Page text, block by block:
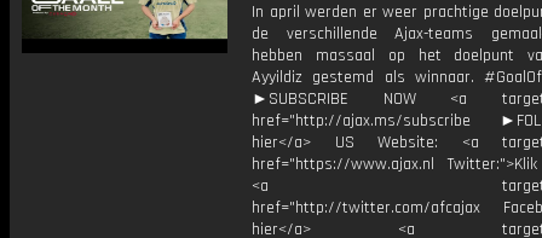
In april werden er weer prachtige
de verschillende Ajax-teams
hebben massaal op het doelpunt
Ayyildiz gestemd als winnaar.
►SUBSCRIBE NOW <a
href="http://ajax.ms/subscribe
hier</a> US Website: <a
href="https://www.ajax.nl
<a
href="http://twitter.com/afcajax
hier</a> <a